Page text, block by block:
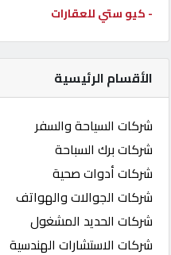
- كيو ستي للعقارات
الأقسام الرئيسية
شركات السياحة والسفر
شركات برك السباحة
شركات أدوات صحية
شركات الجوالات والهواتف
شركات الحديد المشغول
شركات الاستشارات الهندسية